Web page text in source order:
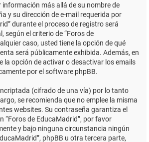
más allá de su nombre de
y su dirección de e-mail requerida por
durante el proceso de registro será
según el criterio de “Foros de
caso, usted tiene la opción de qué
será públicamente exhibida. Además, en
la opción de activar o desactivar los emails
por el software phpBB.
(cifrado de una vía) por lo tanto
se recomienda que no emplee la misma
websites. Su contraseña garantiza el
“Foros de EducaMadrid”, por favor
y bajo ninguna circunstancia ningún
phpBB u otra tercera parte,